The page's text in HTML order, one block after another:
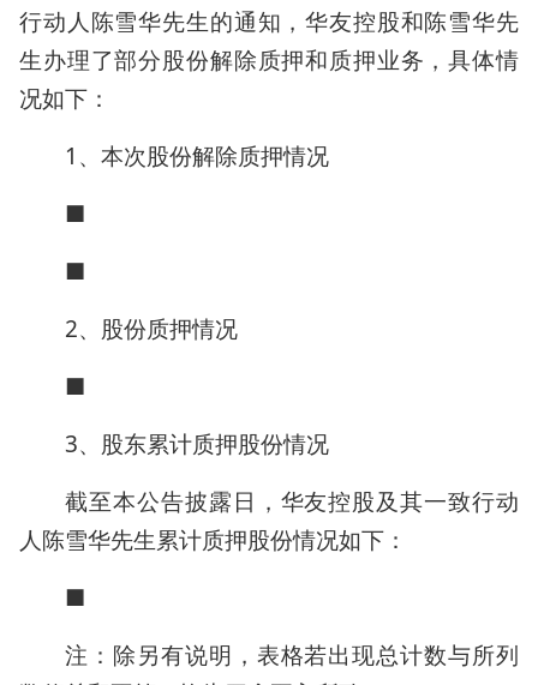
行动人陈雪华先生的通知，华友控股和陈雪华先
生办理了部分股份解除质押和质押业务，具体情
况如下：
1、本次股份解除质押情况
■
■
2、股份质押情况
■
3、股东累计质押股份情况
截至本公告披露日，华友控股及其一致行动
人陈雪华先生累计质押股份情况如下：
■
注：除另有说明，表格若出现总计数与所列